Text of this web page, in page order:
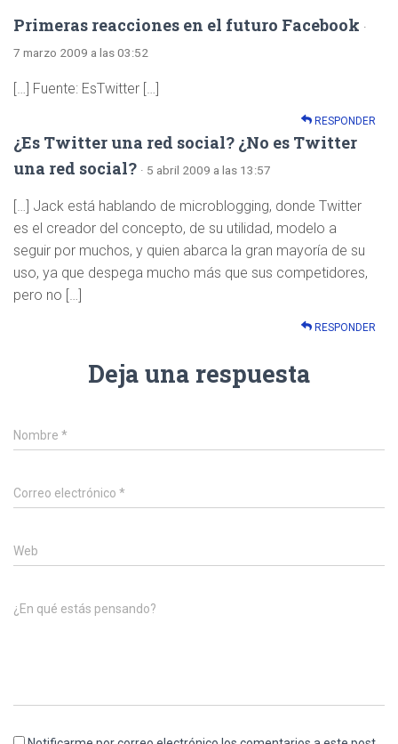
Primeras reacciones en el futuro Facebook ·
7 marzo 2009 a las 03:52
[…] Fuente: EsTwitter […]
RESPONDER
¿Es Twitter una red social? ¿No es Twitter
una red social? · 5 abril 2009 a las 13:57
[…] Jack está hablando de microblogging, donde Twitter
es el creador del concepto, de su utilidad, modelo a
seguir por muchos, y quien abarca la gran mayoría de su
uso, ya que despega mucho más que sus competidores,
pero no […]
RESPONDER
Deja una respuesta
Nombre *
Correo electrónico *
Web
¿En qué estás pensando?